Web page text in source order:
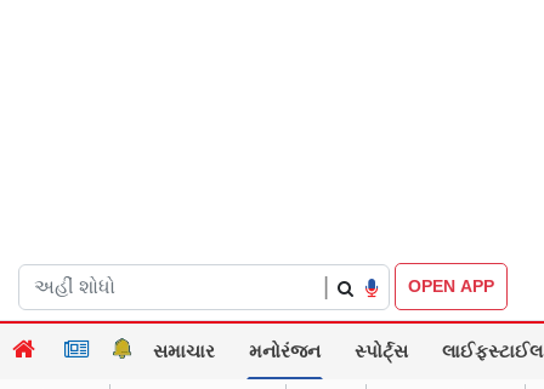
OPEN APP
સમાચાર મનોરંજન સ્પોર્ટ્સ લાઈફસ્ટાઈલ